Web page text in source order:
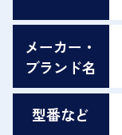
メーカー・
ブランド名
型番など